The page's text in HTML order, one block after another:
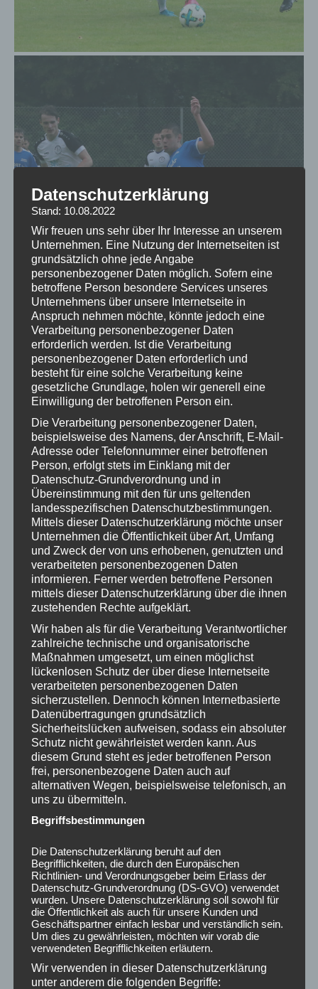
Datenschutzerklärung
Stand: 10.08.2022
Wir freuen uns sehr über Ihr Interesse an unserem
Unternehmen. Eine Nutzung der Internetseiten ist
grundsätzlich ohne jede Angabe
personenbezogener Daten möglich. Sofern eine
betroffene Person besondere Services unseres
Unternehmens über unsere Internetseite in
Anspruch nehmen möchte, könnte jedoch eine
Verarbeitung personenbezogener Daten
erforderlich werden. Ist die Verarbeitung
personenbezogener Daten erforderlich und
besteht für eine solche Verarbeitung keine
gesetzliche Grundlage, holen wir generell eine
Einwilligung der betroffenen Person ein.
Die Verarbeitung personenbezogener Daten,
beispielsweise des Namens, der Anschrift, E-Mail-
Adresse oder Telefonnummer einer betroffenen
Person, erfolgt stets im Einklang mit der
Datenschutz-Grundverordnung und in
Übereinstimmung mit den für uns geltenden
landesspezifischen Datenschutzbestimmungen.
Mittels dieser Datenschutzerklärung möchte unser
Unternehmen die Öffentlichkeit über Art, Umfang
und Zweck der von uns erhobenen, genutzten und
verarbeiteten personenbezogenen Daten
informieren. Ferner werden betroffene Personen
mittels dieser Datenschutzerklärung über die ihnen
zustehenden Rechte aufgeklärt.
Wir haben als für die Verarbeitung Verantwortlicher
zahlreiche technische und organisatorische
Maßnahmen umgesetzt, um einen möglichst
lückenlosen Schutz der über diese Internetseite
verarbeiteten personenbezogenen Daten
sicherzustellen. Dennoch können Internetbasierte
Datenübertragungen grundsätzlich
Sicherheitslücken aufweisen, sodass ein absoluter
Schutz nicht gewährleistet werden kann. Aus
diesem Grund steht es jeder betroffenen Person
frei, personenbezogene Daten auch auf
alternativen Wegen, beispielsweise telefonisch, an
uns zu übermitteln.
Begriffsbestimmungen
Die Datenschutzerklärung beruht auf den
Begrifflichkeiten, die durch den Europäischen
Richtlinien- und Verordnungsgeber beim Erlass der
Datenschutz-Grundverordnung (DS-GVO) verwendet
wurden. Unsere Datenschutzerklärung soll sowohl für
die Öffentlichkeit als auch für unsere Kunden und
Geschäftspartner einfach lesbar und verständlich sein.
Um dies zu gewährleisten, möchten wir vorab die
verwendeten Begrifflichkeiten erläutern.
Wir verwenden in dieser Datenschutzerklärung
unter anderem die folgenden Begriffe: